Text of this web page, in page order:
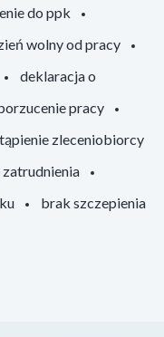
do ppk
wolny od pracy
deklaracja o
pracy
zleceniobiorcy
brak szczepienia